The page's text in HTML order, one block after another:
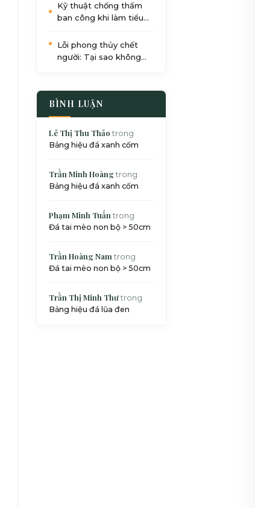
Kỹ thuật chống thấm
ban công khi làm tiểu
chuẩn SEO
Lỗi phong thủy chết
người: Tại sao không
BÌNH LUẬN
Lê Thị Thu Thảo trong
Bảng hiệu đá xanh cốm
Trần Minh Hoàng trong
Bảng hiệu đá xanh cốm
Phạm Minh Tuấn trong
Đá tai mèo non bộ > 50cm
Trần Hoàng Nam trong
Đá tai mèo non bộ > 50cm
Trần Thị Minh Thưtrong
Bảng hiệu đá lũa đen